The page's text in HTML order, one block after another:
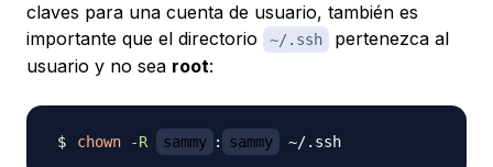
claves para una cuenta de usuario, también es
importante que el directorio
~/.ssh
pertenezca al
usuario y no sea root:
chown -R sammy : sammy